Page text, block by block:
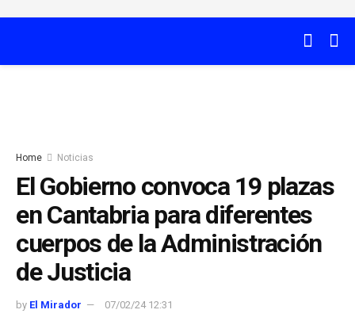
Home Noticias
El Gobierno convoca 19 plazas
en Cantabria para diferentes
cuerpos de la Administración
de Justicia
by El Mirador 07/02/24 12:31